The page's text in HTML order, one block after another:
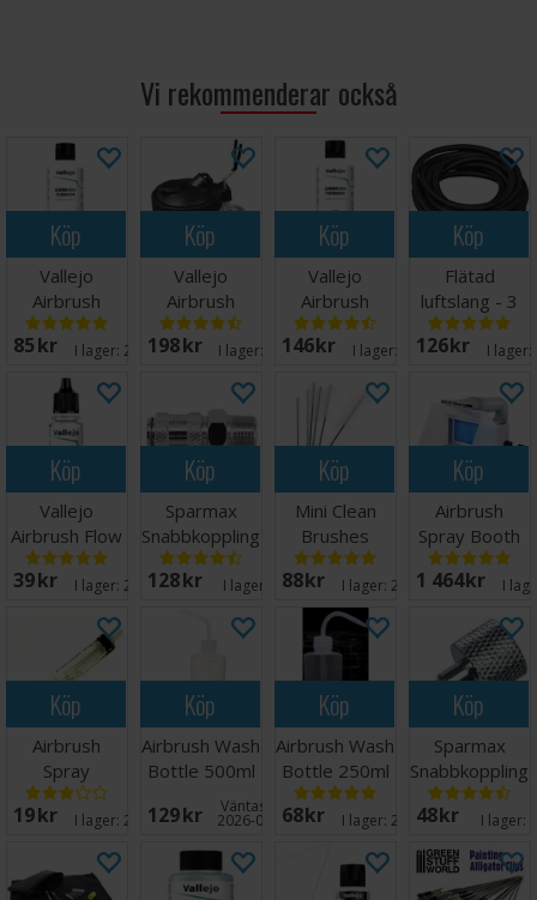
Vi rekommenderar också
Köp
Vallejo
Airbrush
Cleaner 200ml
85 SEK I lager: 20+
Köp
Vallejo
Airbrush
Cleaning Pot
198 SEK I lager: 20+
Köp
Vallejo
Airbrush
Thinner 200
ml
146 SEK I lager: 20+
Köp
Flätad
luftslang - 3
meter
126 SEK I lager:
Köp
Vallejo
Airbrush Flow
Improver
17ml
39 SEK I lager: 20+
Köp
Sparmax
Snabbkoppling
Airbrush Hon
1/8"
128 SEK I lager: 17
Köp
Mini Clean
Brushes
Airbrush
88 SEK I lager:20+
Köp
Airbrush
Spray Booth
Panzag
1 464 SEK I
Köp
Airbrush
Spray
Färgdragare
2ml
19 SEK I lager: 20+
Köp
Airbrush Wash
Bottle 500ml
129 SEK Väntas in:
2026-08-21
Köp
Airbrush Wash
Bottle 250ml
68 SEK I lager:20+
Köp
Sparmax
Snabbkoppling
Airbrush Han
1/8"
48 SEK I lager: